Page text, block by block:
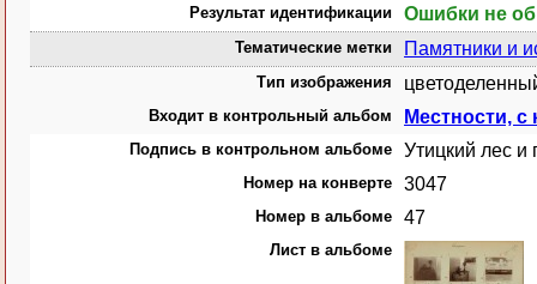
Результат идентификации Ошибки не
Тематические метки Памятники и
Тип изображения
Входит в контрольный альбом Местности,
Подпись в контрольном альбоме Утицкий лес и
Номер на конверте 3047
Номер в альбоме 47
Лист в альбоме